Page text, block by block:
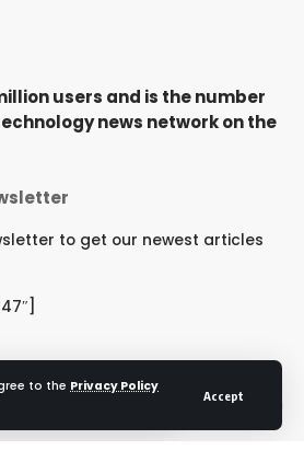
to the Privacy Policy
Accept
users and is the number
news network on the
to get our newest articles